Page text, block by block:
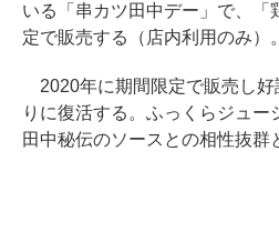
いる「串カツ田中デー」で、「
定で販売する（店内利用のみ）
2020年に期間限定で販売し好
りに復活する。ふっくらジュー
田中秘伝のソースとの相性抜群